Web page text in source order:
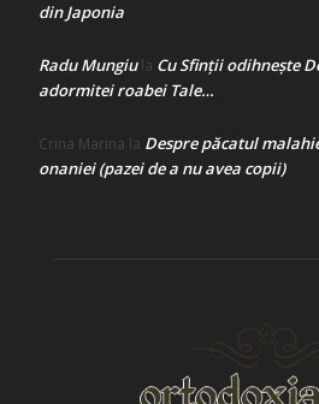
din Japonia
Radu Mungiula Cu Sfinții odihnește
adormitei roabei Tale…
Crina Marina la Despre păcatul
onaniei (pazei de a nu avea copii)